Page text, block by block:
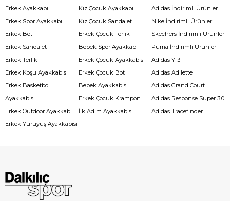
Erkek Ayakkabı
Erkek Spor Ayakkabı
Erkek Bot
Erkek Sandalet
Erkek Terlik
Erkek Koşu Ayakkabısı
Erkek Basketbol
Ayakkabısı
Erkek Outdoor Ayakkabı
Erkek Yürüyüş Ayakkabısı
Kız Çocuk Ayakkabı
Kız Çocuk Sandalet
Erkek Çocuk Terlik
Bebek Spor Ayakkabı
Erkek Çocuk Ayakkabısı
Erkek Çocuk Bot
Bebek Ayakkabısı
Erkek Çocuk Krampon
İlk Adım Ayakkabısı
Adidas İndirimli Ürünler
Nike İndirimli Ürünler
Skechers İndirimli Ürünler
Puma İndirimli Ürünler
Adidas Y-3
Adidas Adilette
Adidas Grand Court
Adidas Response Super 3.0
Adidas Tracefinder